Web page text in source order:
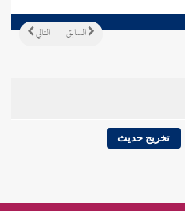
التالي السابق
تخريج حديث